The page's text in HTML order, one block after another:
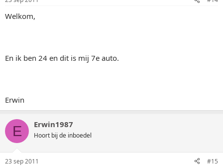
Welkom,
En ik ben 24 en dit is mij 7e auto.
Erwin
E Erwin1987
Hoort bij de inboedel
23 sep 2011 #15